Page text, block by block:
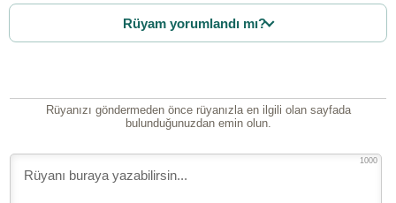
Rüyam yorumlandı mı?
Rüyanızı göndermeden önce rüyanızla en ilgili olan sayfada
bulunduğunuzdan emin olun.
1000